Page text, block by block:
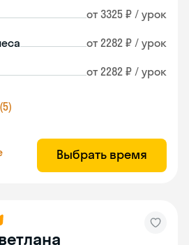
от 3325 ₽ / урок
от 2282 ₽ / урок
от 2282 ₽ / урок
Выбрать время